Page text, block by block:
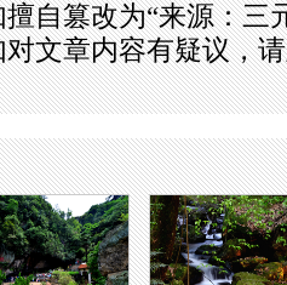
自篡改为“来源：三
文章内容有疑议，